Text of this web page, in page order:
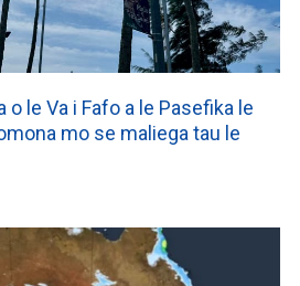
o le Va i Fafo a le Pasefika le
mo se maliega tau le